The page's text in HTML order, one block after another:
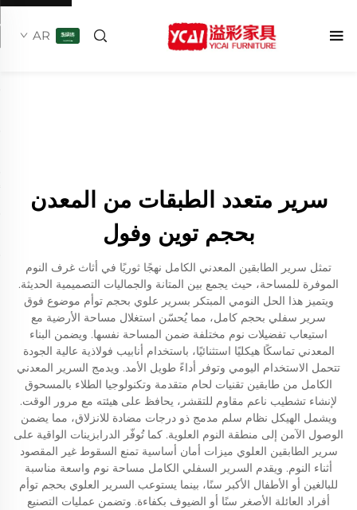
AR
سرير متعدد الطبقات من المعدن
بحجم توين وفول
تمثل سرير الطابقين المعدني الكامل نهجًا ثوريًا في أثاث غرف النوم
الموفرة للمساحة، حيث يجمع بين المتانة والجماليات التصميمية الحديثة.
ويتميز هذا الحل النومي المبتكر بسرير علوي بحجم توأم موضوع فوق
سرير سفلي بحجم كامل، مما يُحسّن استغلال مساحة الأرضية مع
استيعاب تفضيلات نوم مختلفة ضمن المساحة نفسها. ويضمن البناء
المعدني تماسكًا هيكليًا استثنائيًا، باستخدام أنابيب فولاذية عالية الجودة
تتحمل الاستخدام اليومي وتوفر أداءً طويل الأمد. ويدمج السرير المعدني
الكامل من طابقين تقنيات لحام متقدمة وتكنولوجيا الطلاء بالمسحوق
لإنشاء تشطيب ناعم مقاوم للتقشر، يحافظ على هيئته مع مرور الوقت.
ويشمل الهيكل نظام سلم مدمج ذو درجات مضادة للانزلاق، مما يضمن
الوصول الآمن إلى منطقة النوم العلوية. كما تُوفّر الدرابزينات الواقية على
سرير الطابقين العلوي ميزات أمان أساسية تمنع السقوط غير المقصود
أثناء النوم. ويقدم السرير السفلي الكامل مساحة نوم واسعة مناسبة
للبالغين أو الأطفال الأكبر سنًا، بينما يستوعب السرير العلوي بحجم توأم
أفراد العائلة الأصغر سنًا أو الضيوف بكفاءة. وتضمن عمليات التصنيع